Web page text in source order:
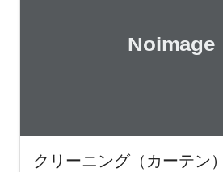
クリーニング（カーテン